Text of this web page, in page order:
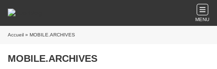
MENU
Accueil » MOBILE.ARCHIVES
MOBILE.ARCHIVES